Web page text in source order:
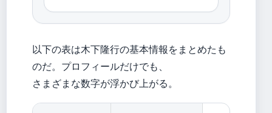
以下の表は木下隆行の基本情報をまとめたも
のだ。プロフィールだけでも、
さまざまな数字が浮かび上がる。